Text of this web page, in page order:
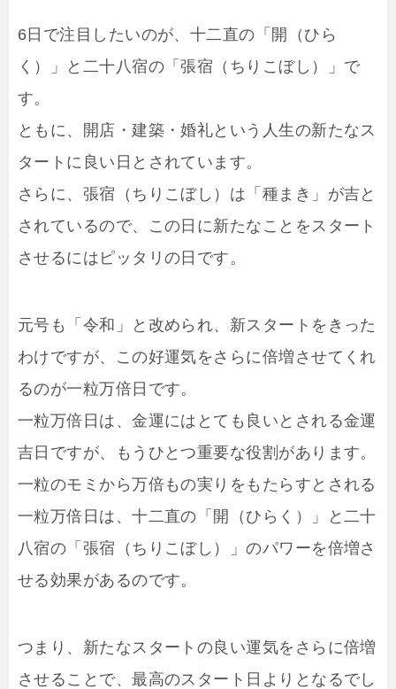
6日で注目したいのが、十二直の「開（ひら
く）」と二十八宿の「張宿（ちりこぼし）」で
す。
ともに、開店・建築・婚礼という人生の新たなス
タートに良い日とされています。
さらに、張宿（ちりこぼし）は「種まき」が吉と
されているので、この日に新たなことをスタート
させるにはピッタリの日です。
元号も「令和」と改められ、新スタートをきった
わけですが、この好運気をさらに倍増させてくれ
るのが一粒万倍日です。
一粒万倍日は、金運にはとても良いとされる金運
吉日ですが、もうひとつ重要な役割があります。
一粒のモミから万倍もの実りをもたらすとされる
一粒万倍日は、十二直の「開（ひらく）」と二十
八宿の「張宿（ちりこぼし）」のパワーを倍増さ
せる効果があるのです。
つまり、新たなスタートの良い運気をさらに倍増
させることで、最高のスタート日よりとなるでし